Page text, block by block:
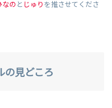
なのと じゅり を推させてくださ
の見どころ